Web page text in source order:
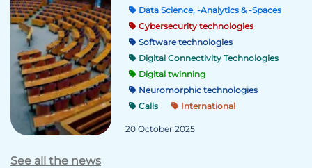
Data Science, -Analytics & -Spaces
Cybersecurity technologies
Software technologies
Digital Connectivity Technologies
Digital twinning
Neuromorphic technologies
Calls
International
20 October 2025
See all the news